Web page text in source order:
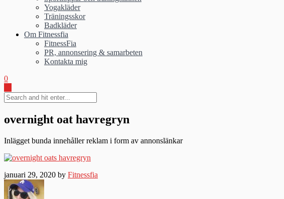
Yogakläder
Träningsskor
Badkläder
Om Fitnessfia
FitnessFia
PR, annonsering & samarbeten
Kontakta mig
0
overnight oat havregryn
Inlägget bunda innehåller reklam i form av annonslänkar
januari 29, 2020 by Fitnessfia